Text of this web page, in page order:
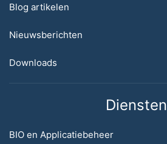
Blog artikelen
Nieuwsberichten
Downloads
Diensten
BIO en Applicatiebeheer